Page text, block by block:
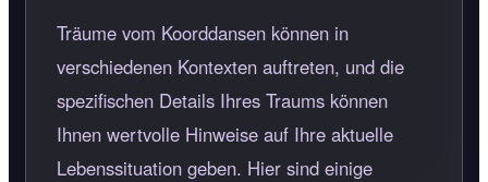
Träume vom Koorddansen können in
verschiedenen Kontexten auftreten, und die
spezifischen Details Ihres Traums können
Ihnen wertvolle Hinweise auf Ihre aktuelle
Lebenssituation geben. Hier sind einige